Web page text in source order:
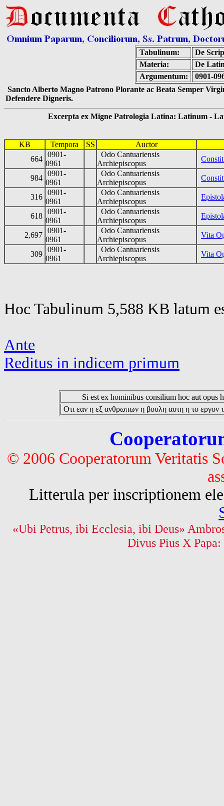
Tabulinum:
De
Materia:
De
Argumentum:
0901-
Sancto Alberto Magno Patrono Plorante ac Beata Semper
Defendere Digneris.
Excerpta ex Migne Patrologia Latina: Latinum -
KB Tempora SS
Auctor
664
0901-
0961
Odo Cantuariensis
Archiepiscopus
984
0901-
0961
Odo Cantuariensis
Archiepiscopus
316
0901-
0961
Odo Cantuariensis
Archiepiscopus
618
0901-
0961
Odo Cantuariensis
Archiepiscopus
2,697
0901-
0961
Odo Cantuariensis
Archiepiscopus
Vita
309
0901-
0961
Odo Cantuariensis
Archiepiscopus
Vita
Hoc Tabulinum 5,588 KB latum
Ante
Reditus in indicem primum
Si est ex hominibus consilium hoc aut opus
Οτι εαν η εξ ανθρωπων η βουλη αυτη η το εργον
© 2006 Cooperatorum Veritatis
Litterula per inscriptionem
«Ubi Petrus, ibi Ecclesia, ibi Deus»
Divus Pius X Papa: